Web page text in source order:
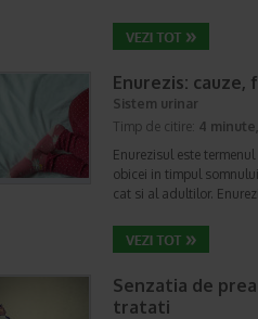
Enurezis:
Sistem urinar
Timp de citire: 4
Enurezisul este
obicei in timpul
cat si al adultilor.
Senzatia de
tratati